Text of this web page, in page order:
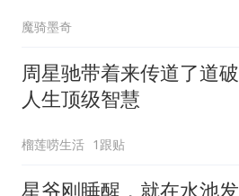
魔骑墨奇
周星驰带着来传道了道破
人生顶级智慧
榴莲唠生活 1跟贴
星爷刚睡醒，就在水池发